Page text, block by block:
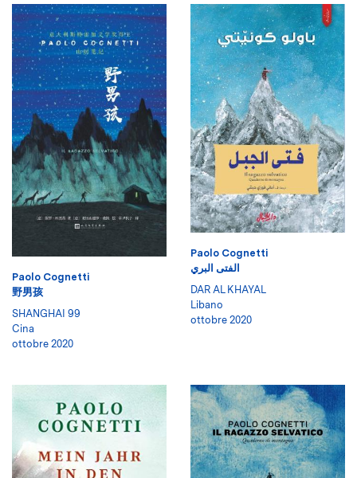
Paolo Cognetti
野男孩
SHANGHAI 99
Cina
ottobre 2020
Paolo Cognetti
الفتى البري
DAR AL KHAYAL
Libano
ottobre 2020